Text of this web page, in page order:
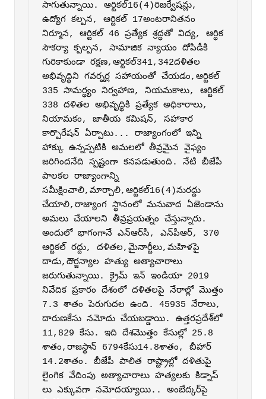
సాగుతున్నాయి. ఆర్టికల్‌16(4)రిజర్వేషన్లు,
ఉద్యోగ కల్ప‌న‌, ఆర్టికల్‌ 17అంటరానితనం
నిర్మూన, ఆర్టికల్‌ 46 ప్రత్యేక శ్రద్ధతో విద్య, ఆర్థిక
సౌకర్యా క్పల్ప‌న, సామాజిక న్యాయం దోపిడీకి
గురికాకుండా రక్షణ,ఆర్టికల్‌341,342దళితల‌
అభివృద్థిని గవర్నర్ల సహాయంతో చేయడం,ఆర్టికల్‌
335 సామర్థ్యం నిర్వహాణ, నియమకాలు, ఆర్టికల్‌
338 దళితల‌ అభివృద్థికి ప్రత్యేక అధికారాలు,
నియామకం, జాతీయ కమిషన్‌, సహాకార
కార్పొరేషన్‌ ఏర్పాటు... రాజ్యాంగంలో ఇన్ని
హాక్కు ఉన్నప్పటికి అమల‌లో తీవ్రమైన వైఫ్యం
జరిగిందనేది స్పష్టంగా కనపడుతుంది. నేటి బీజేపీ
పాల‌కల‌ రాజ్యాంగాన్ని
సమీక్షించాలి,మార్చాలి,ఆర్టికల్‌16(4)నురద్దు
చేయాలి,రాజ్యాంగ స్థానంలో మనువాద ఏజెండాను
అమ‌లు చేయాల‌ని తీవ్రప్రయత్నం చేస్తున్నారు.
అందులో భాగంగానే ఎన్‌ఆర్‌సీ, ఎన్‌పీఆర్‌, 370
ఆర్టికల్‌ రద్దు, దళితల‌,మైనార్టీలు,మహిళపై
దాడు,దౌర్జన్యాల హత్యు అత్యాచారాలు
జరుగుతున్నాయి. క్రైమ్‌ ఇన్‌ ఇండియా 2019
నివేదిక ప్రకారం దేశంలో దళితల‌పై నేరాల్లో మొత్తం
7.3 శాతం పెరుగుదల‌ ఉంది. 45935 నేరాలు,
దారుణకేసు నమోదు చేయబడ్డాయి. ఉత్తరప్రదేశ్‌లో
11,829 కేసు. ఇది దేశమొత్తం కేసుల్లో 25.8
శాతం,రాజస్థాన్‌ 6794కేసు14.8శాతం, బీహార్‌
14.2శాతం. బీజేపీ పాలిత రాష్ట్రాల్లో దళితుపై
లైంగిక వేదింపు అత్యాచారాలు హత్యల‌కు కిడ్నాప్
లు ఎక్కువగా నమోదయ్యాయి.. అంబేద్కర్‌పై